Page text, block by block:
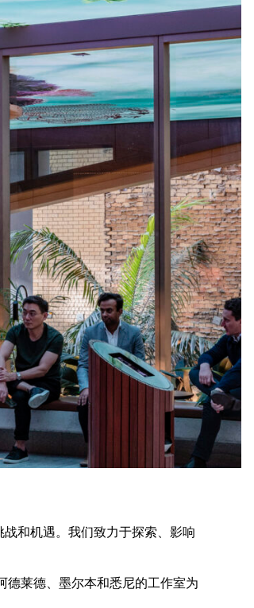
和机遇。我们致力于探索、影响
莱德、墨尔本和悉尼的工作室为